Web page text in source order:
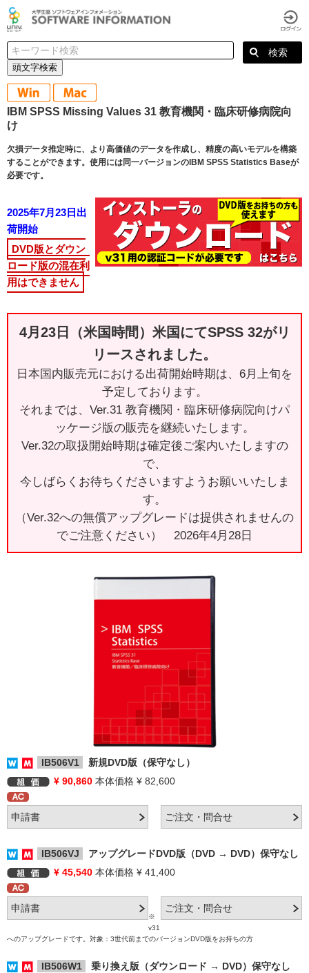
頭文字検索
IBM SPSS Missing Values 31 教育機関・臨床研修病院向
け
欠損データ推定時に、より高価値のデータを作成し、精度の高いモデルを構築
することができます。使用には同一バージョンのIBM SPSS Statistics Baseが
必要です。
2025年7月23日出
荷開始
DVD版とダウン
ロード版の混在利
用はできません
4月23日（米国時間）米国にてSPSS 32がリ
リースされました。
日本国内販売元における出荷開始時期は、6月上旬を
予定しております。
それまでは、Ver.31 教育機関・臨床研修病院向けパ
ッケージ版の販売を継続いたします。
Ver.32の取扱開始時期は確定後ご案内いたしますの
で、
今しばらくお待ちくださいますようお願いいたしま
す。
（Ver.32への無償アップグレードは提供されませんの
でご注意ください） 2026年4月28日
IB506V1
新規DVD版（保守なし）
¥ 90,860 本体価格 ¥ 82,600
IB506VJ
アップグレードDVD版（DVD → DVD）保守なし
¥ 45,540 本体価格 ¥ 41,400
※
v31
へのアップグレードです。対象：3世代前までのバージョンDVD版をお持ちの方
IB506W1
乗り換え版（ダウンロード → DVD）保守なし